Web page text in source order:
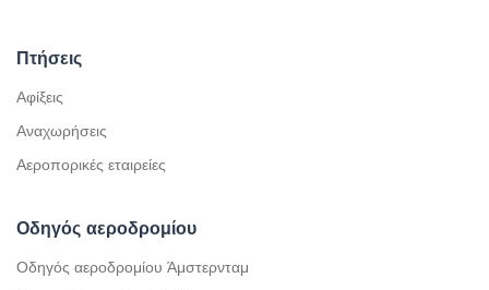
Πτήσεις
Αφίξεις
Αναχωρήσεις
Αεροπορικές εταιρείες
Οδηγός αεροδρομίου
Οδηγός αεροδρομίου Άμστερνταμ